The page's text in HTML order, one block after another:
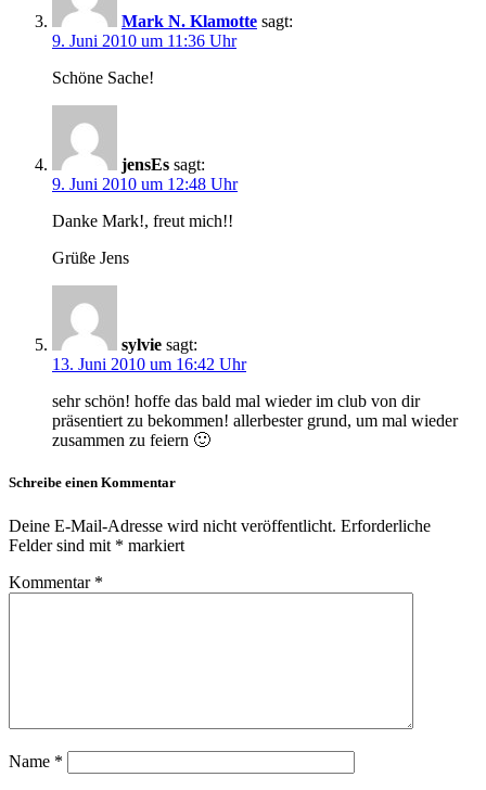
Mark N. Klamotte sagt:
9. Juni 2010 um 11:36 Uhr
Schöne Sache!
jensEs sagt:
9. Juni 2010 um 12:48 Uhr
Danke Mark!, freut mich!!
Grüße Jens
sylvie sagt:
13. Juni 2010 um 16:42 Uhr
sehr schön! hoffe das bald mal wieder im club von dir
präsentiert zu bekommen! allerbester grund, um mal wieder
zusammen zu feiern 🙂
Schreibe einen Kommentar
Deine E-Mail-Adresse wird nicht veröffentlicht. Erforderliche
Felder sind mit * markiert
Kommentar *
Name *